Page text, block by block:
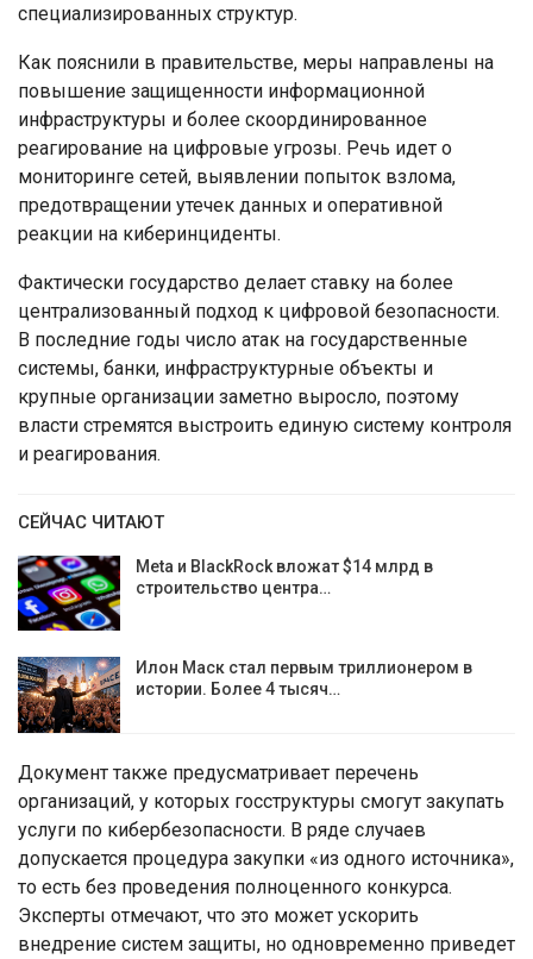
специализированных структур.
Как пояснили в правительстве, меры направлены на
повышение защищенности информационной
инфраструктуры и более скоординированное
реагирование на цифровые угрозы. Речь идет о
мониторинге сетей, выявлении попыток взлома,
предотвращении утечек данных и оперативной
реакции на киберинциденты.
Фактически государство делает ставку на более
централизованный подход к цифровой безопасности.
В последние годы число атак на государственные
системы, банки, инфраструктурные объекты и
крупные организации заметно выросло, поэтому
власти стремятся выстроить единую систему контроля
и реагирования.
СЕЙЧАС ЧИТАЮТ
Meta и BlackRock вложат $14 млрд в
строительство центра…
Илон Маск стал первым триллионером в
истории. Более 4 тысяч…
Документ также предусматривает перечень
организаций, у которых госструктуры смогут закупать
услуги по кибербезопасности. В ряде случаев
допускается процедура закупки «из одного источника»,
то есть без проведения полноценного конкурса.
Эксперты отмечают, что это может ускорить
внедрение систем защиты, но одновременно приведет